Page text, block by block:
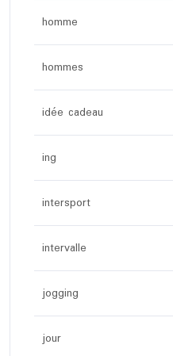
homme
hommes
idée cadeau
ing
intersport
intervalle
jogging
jour